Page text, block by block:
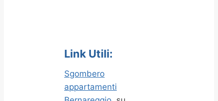
Link Utili:
Sgombero
appartamenti